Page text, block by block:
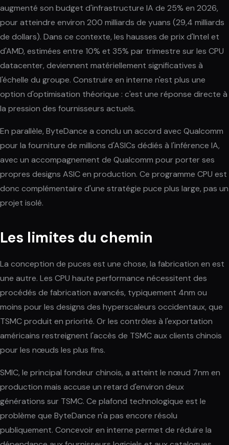
augmenté son budget d'infrastructure IA de 25% en 2026,
pour atteindre environ 200 milliards de yuans (29,4 milliards
de dollars). Dans ce contexte, les hausses de prix d'Intel et
d'AMD, estimées entre 10% et 35% par trimestre sur les CPU
datacenter, deviennent matériellement significatives à
l'échelle du groupe. Construire en interne n'est plus une
option d'optimisation théorique : c'est une réponse directe à
la pression des fournisseurs actuels.
En parallèle, ByteDance a conclu un accord avec Qualcomm
pour la fourniture de millions d'ASICs dédiés à l'inférence IA,
avec un accompagnement de Qualcomm pour porter ses
propres designs ASIC en production. Ce programme CPU est
donc complémentaire d'une stratégie puce plus large, pas un
projet isolé.
Les limites du chemin
La conception de puces est une chose, la fabrication en est
une autre. Les CPU haute performance nécessitent des
procédés de fabrication avancés, typiquement 4nm ou
moins pour les designs des hyperscaleurs occidentaux, que
TSMC produit en priorité. Or les contrôles à l'exportation
américains restreignent l'accès de TSMC aux clients chinois
pour les nœuds les plus fins.
SMIC, le principal fondeur chinois, a atteint le nœud 7nm en
production mais accuse un retard d'environ deux
générations sur TSMC. Ce plafond technologique est le
problème que ByteDance n'a pas encore résolu
publiquement. Concevoir en interne permet de réduire la